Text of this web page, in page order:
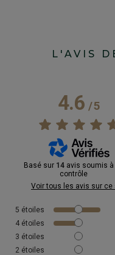
L'AVIS
4.6/5
Basé sur 14 avis soumis à
contrôle
Voir tous les avis sur ce
5 étoiles
4 étoiles
3 étoiles
2 étoiles